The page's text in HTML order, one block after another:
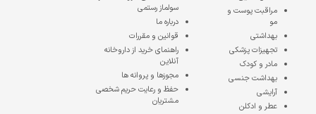
مراقبت پوست و
مو
بهداشتی
تجهیزات پزشکی
مادر و کودک
بهداشت جنسی
آرایشی
عطر و ادکلن
سولماز رستمی
درباره ما
قوانین و مقررات
راهنمای خرید از داروخانه
آنلاین
مجوزها و پروانه ها
حفظ و رعایت حریم شخصی
مشتریان